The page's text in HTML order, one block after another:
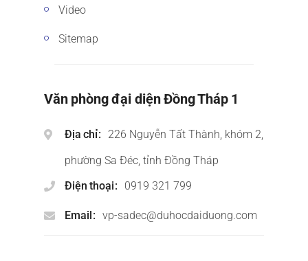
Video
Sitemap
Văn phòng đại diện Đồng Tháp 1
Địa chỉ
226 Nguyễn Tất Thành, khóm 2,
phường Sa Đéc, tỉnh Đồng Tháp
Điện thoại
0919 321 799
Email vp-sadec@duhocdaiduong.com